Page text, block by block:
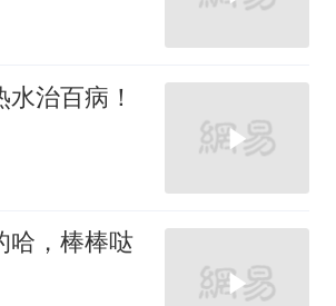
治百病！
哈，棒棒哒